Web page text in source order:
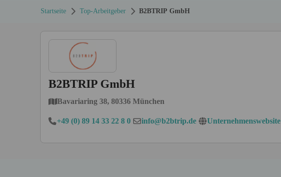
Startseite Top-Arbeitgeber B2BTRIP GmbH
B2BTRIP GmbH
Bavariaring 38, 80336 München
+49 (0) 89 14 33 22 8 0 info@b2btrip.de Unternehmenswebsite